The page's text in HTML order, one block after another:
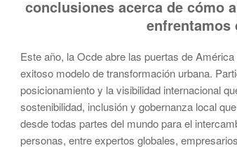
conclusiones acerca de cómo
enfrentamos
Este año, la Ocde abre las puertas de
exitoso modelo de transformación urbana.
posicionamiento y la visibilidad internacional
sostenibilidad, inclusión y gobernanza local
desde todas partes del mundo para el
personas, entre expertos globales,